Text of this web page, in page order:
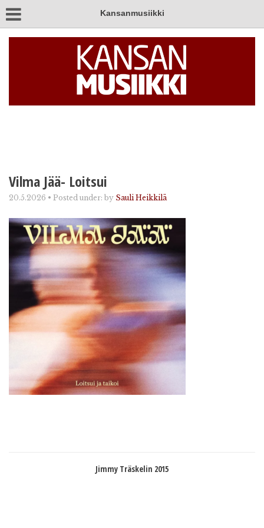
Kansanmusiikki
Vilma Jää- Loitsui
20.5.2026 • Posted under: by Sauli Heikkilä
Jimmy Träskelin 2015